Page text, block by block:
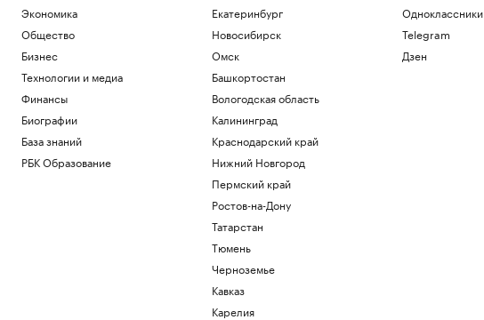
Экономика
Общество
Бизнес
Технологии и медиа
Финансы
Биографии
База знаний
РБК Образование
Екатеринбург
Новосибирск
Омск
Башкортостан
Вологодская область
Калининград
Краснодарский край
Нижний Новгород
Пермский край
Ростов-на-Дону
Татарстан
Тюмень
Черноземье
Кавказ
Карелия
Одноклассники
Telegram
Дзен